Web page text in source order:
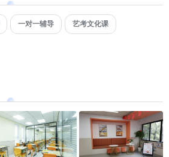
一对一辅导 艺考文化课